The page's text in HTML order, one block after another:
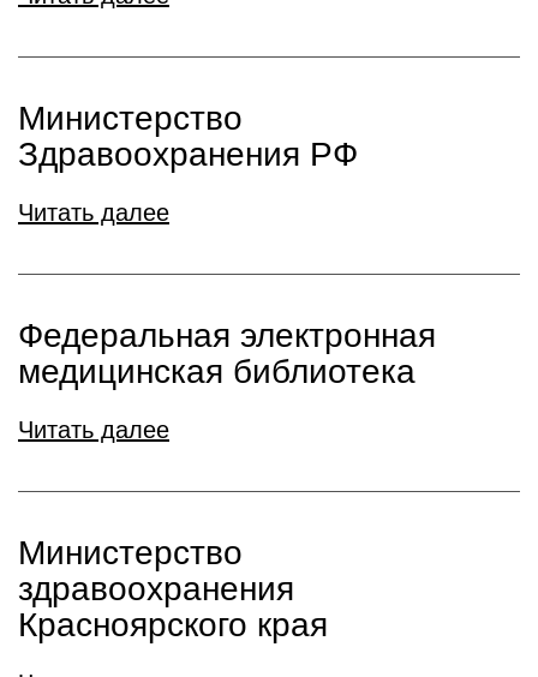
Министерство
Здравоохранения РФ
Читать далее
Федеральная электронная
медицинская библиотека
Читать далее
Министерство
здравоохранения
Красноярского края